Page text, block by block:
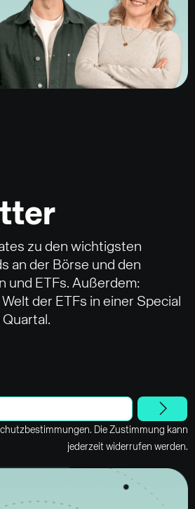
zu den wichtigsten
an der Börse und den
und ETFs. Außerdem:
der ETFs in einer Special
Quartal.
Die Zustimmung kann
jederzeit widerrufen werden.